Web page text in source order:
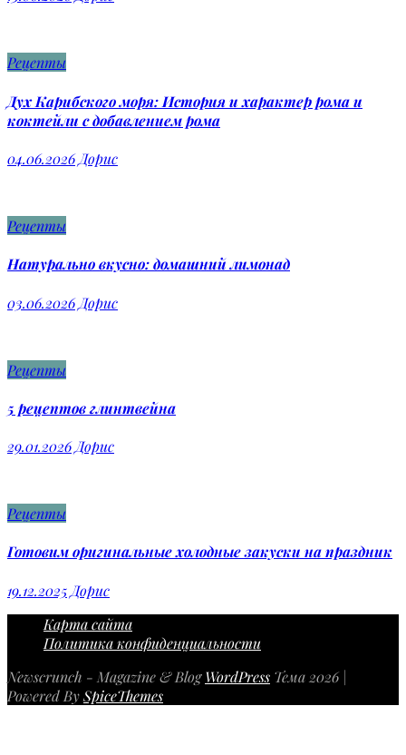
Рецепты
Дух Карибского моря: История и характер рома и
коктейли с добавлением рома
04.06.2026 Дорис
Рецепты
Натурально вкусно: домашний лимонад
03.06.2026 Дорис
Рецепты
5 рецептов глинтвейна
29.01.2026 Дорис
Рецепты
Готовим оригинальные холодные закуски на праздник
19.12.2025 Дорис
Карта сайта
Политика конфиденциальности
Newscrunch - Magazine & BlogWordPress Тема 2026 |
Powered BySpiceThemes